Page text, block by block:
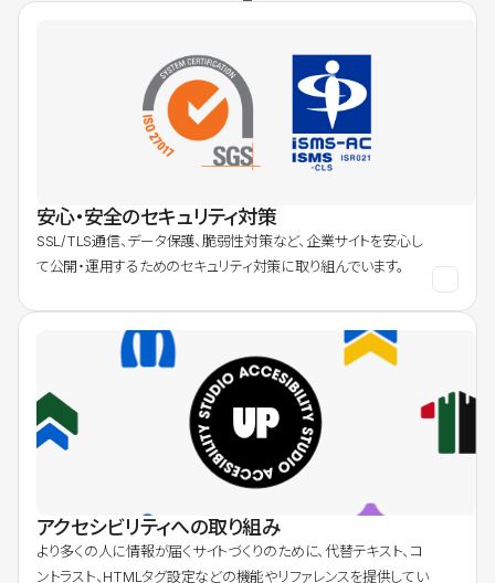
安心・安全のセキュリティ対策
SSL/TLS通信、データ保護、脆弱性対策など、企業サイトを安心し
て公開・運用するためのセキュリティ対策に取り組んでいます。
アクセシビリティへの取り組み
より多くの人に情報が届くサイトづくりのために、代替テキスト、コ
ントラスト、HTMLタグ設定などの機能やリファレンスを提供してい